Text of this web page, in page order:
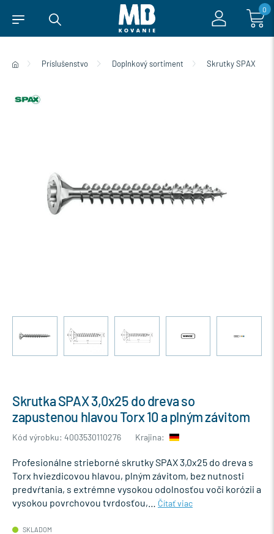
0
Príslušenstvo Doplnkový sortiment Skrutky SPAX
Skrutka SPAX 3,0x25 do dreva so
zapustenou hlavou Torx 10 a plným závitom
Kód výrobku: 4003530110276 Krajina:
Profesionálne strieborné skrutky SPAX 3,0x25 do dreva s
Torx hviezdicovou hlavou, plným závitom, bez nutnosti
predvŕtania, s extrémne vysokou odolnosťou voči korózii a
vysokou povrchovou tvrdosťou,…
Čítať viac
SKLADOM